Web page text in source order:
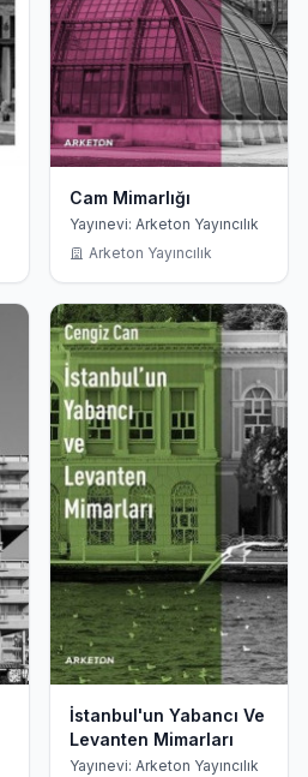
Cam Mimarlığı
Yayınevi: Arketon Yayıncılık
Arketon Yayıncılık
İstanbul'un Yabancı Ve
Levanten Mimarları
Yayınevi: Arketon Yayıncılık